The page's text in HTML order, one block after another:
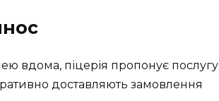
вдома, піцерія пропонує послугу
доставляють замовлення